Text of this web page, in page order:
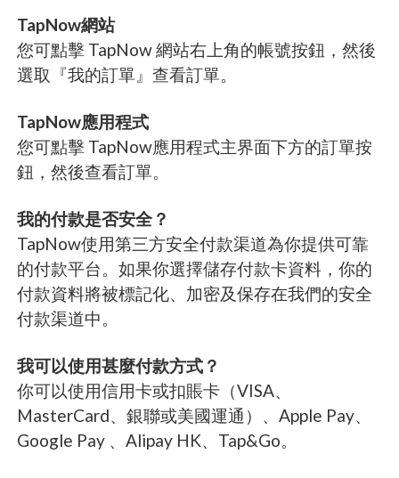
TapNow網站
您可點擊 TapNow 網站右上角的帳號按鈕，然後
選取『我的訂單』查看訂單。
TapNow應用程式
您可點擊 TapNow應用程式主界面下方的訂單按
鈕，然後查看訂單。
我的付款是否安全？
TapNow使用第三方安全付款渠道為你提供可靠
的付款平台。如果你選擇儲存付款卡資料，你的
付款資料將被標記化、加密及保存在我們的安全
付款渠道中。
我可以使用甚麼付款方式？
你可以使用信用卡或扣賬卡（VISA、
MasterCard、銀聯或美國運通）、Apple Pay、
Google Pay 、Alipay HK、Tap&Go。